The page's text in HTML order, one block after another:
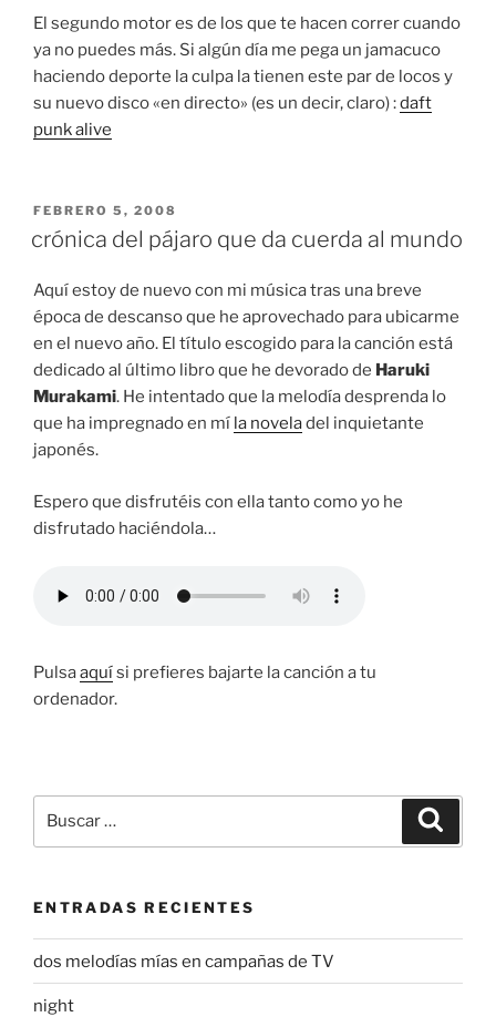
El segundo motor es de los que te hacen correr cuando
ya no puedes más. Si algún día me pega un jamacuco
haciendo deporte la culpa la tienen este par de locos y
su nuevo disco «en directo» (es un decir, claro) :daft
punk alive
PUBLICADO
FEBRERO 5, 2008
crónica del pájaro que da cuerda al mundo
Aquí estoy de nuevo con mi música tras una breve
época de descanso que he aprovechado para ubicarme
en el nuevo año. El título escogido para la canción está
dedicado al último libro que he devorado de Haruki
Murakami. He intentado que la melodía desprenda lo
que ha impregnado en mí la noveladel inquietante
japonés.
Espero que disfrutéis con ella tanto como yo he
disfrutado haciéndola…
Pulsaaquísi prefieres bajarte la canción a tu
ordenador.
por:
ENTRADAS RECIENTES
dos melodías mías en campañas de TV
night